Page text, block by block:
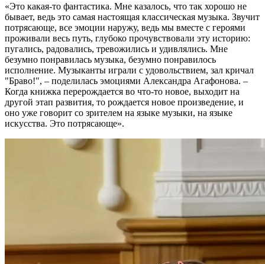
«Это какая-то фантастика. Мне казалось, что так хорошо не
бывает, ведь это самая настоящая классическая музыка. Звучит
потрясающе, все эмоции наружу, ведь мы вместе с героями
проживали весь путь, глубоко прочувствовали эту историю:
пугались, радовались, тревожились и удивлялись. Мне
безумно понравилась музыка, безумно понравилось
исполнение. Музыканты играли с удовольствием, зал кричал
"Браво!", – поделилась эмоциями Александра Агафонова. –
Когда книжка перерождается во что-то новое, выходит на
другой этап развития, то рождается новое произведение, и
оно уже говорит со зрителем на языке музыки, на языке
искусства. Это потрясающе».